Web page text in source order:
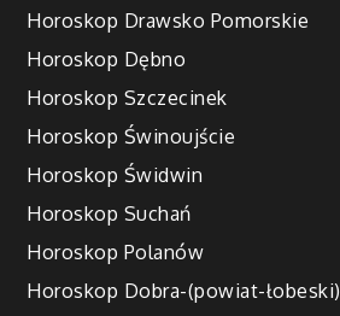
Horoskop Drawsko Pomorskie
Horoskop Dębno
Horoskop Szczecinek
Horoskop Świnoujście
Horoskop Świdwin
Horoskop Suchań
Horoskop Polanów
Horoskop Dobra-(powiat-łobeski)